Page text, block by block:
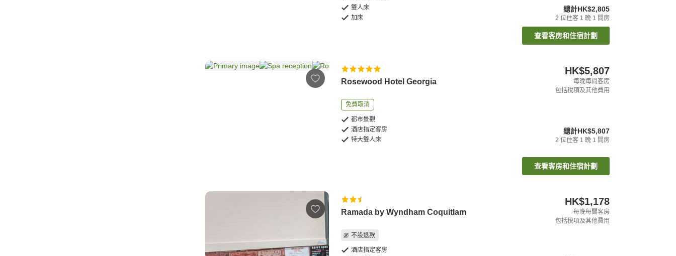
雙人床
加床
總計HK$2,805
2 位住客 1 晚 1 間房
查看客房和住宿計劃
Rosewood Hotel Georgia
免費取消
都市景觀
酒店指定客房
特大雙人床
HK$5,807
每晚每間客房
包括稅項及其他費用
總計HK$5,807
2 位住客 1 晚 1 間房
查看客房和住宿計劃
Ramada by Wyndham Coquitlam
不設退款
酒店指定客房
HK$1,178
每晚每間客房
包括稅項及其他費用